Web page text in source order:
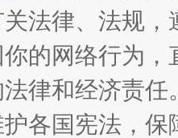
子
法律、法规
的网络行为
律和经济责
各国宪法，